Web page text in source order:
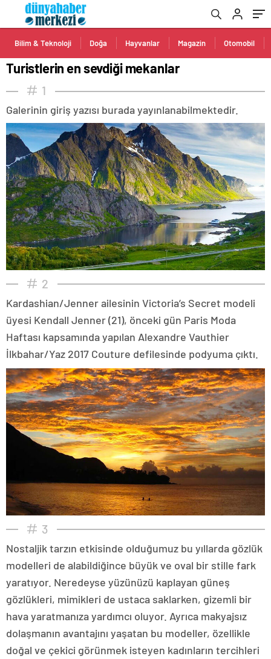
Bilim & Teknoloji Doğa Hayvanlar Magazin Otomobil
Turistlerin en sevdiği mekanlar
1
Galerinin giriş yazısı burada yayınlanabilmektedir.
2
Kardashian/Jenner ailesinin Victoria’s Secret modeli
üyesi Kendall Jenner (21), önceki gün Paris Moda
Haftası kapsamında yapılan Alexandre Vauthier
İlkbahar/Yaz 2017 Couture defilesinde podyuma çıktı.
3
Nostaljik tarzın etkisinde olduğumuz bu yıllarda gözlük
modelleri de alabildiğince büyük ve oval bir stille fark
yaratıyor. Neredeyse yüzünüzü kaplayan güneş
gözlükleri, mimikleri de ustaca saklarken, gizemli bir
hava yaratmanıza yardımcı oluyor. Ayrıca makyajsız
dolaşmanın avantajını yaşatan bu modeller, özellikle
doğal ve çekici görünmek isteyen kadınların tercihleri